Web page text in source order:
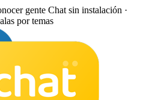
gente Chat sin instalación ·
por temas